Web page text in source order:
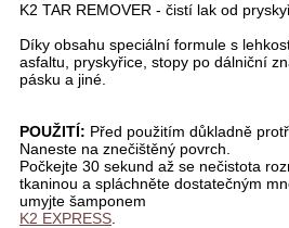
K2 TAR REMOVER - čistí lak od
Díky obsahu speciální formule s
asfaltu, pryskyřice, stopy po dálniční
pásku a jiné.
POUŽITÍ: Před použitím důkladně
Naneste na znečištěný povrch.
Počkejte 30 sekund až se nečistota
tkaninou a spláchněte dostatečným
umyjte šamponem
K2 EXPRESS